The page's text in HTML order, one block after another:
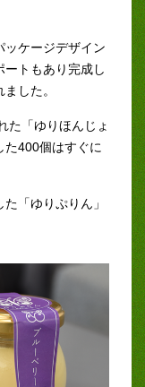
ッケージデザイン
トもあり完成し
した。
た「ゆりほんじょ
た400個はすぐに
「ゆりぷりん」